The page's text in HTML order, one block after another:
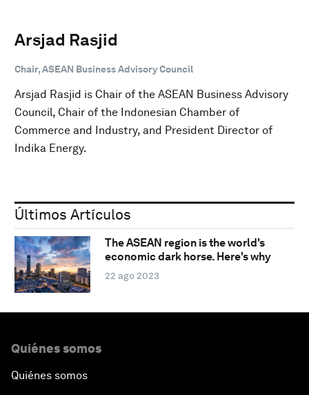
Arsjad Rasjid
Chair, ASEAN Business Advisory Council
Arsjad Rasjid is Chair of the ASEAN Business Advisory
Council, Chair of the Indonesian Chamber of
Commerce and Industry, and President Director of
Indika Energy.
Últimos Artículos
The ASEAN region is the world's
economic dark horse. Here's why
22 ago 2023
Quiénes somos
Quiénes somos